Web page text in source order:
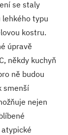
se staly
typu
kostru.
úpravě
někdy kuchyň
ně budou
smenší
nejen